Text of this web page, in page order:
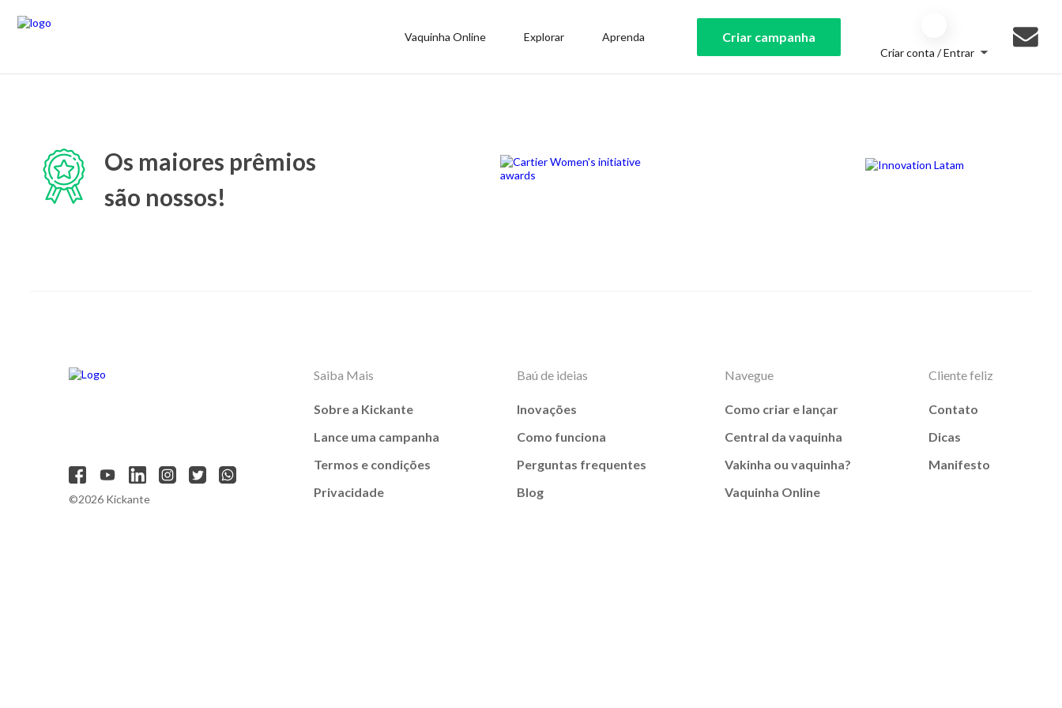
Vaquinha Online Explorar Aprenda Criar campanha
Criar conta / Entrar
Os maiores prêmios
são nossos!
©2026 Kickante
Saiba Mais
Sobre a Kickante
Lance uma campanha
Termos e condições
Privacidade
Baú de ideias
Inovações
Como funciona
Perguntas frequentes
Blog
Navegue
Como criar e lançar
Central da vaquinha
Vakinha ou vaquinha?
Vaquinha Online
Cliente feliz
Contato
Dicas
Manifesto